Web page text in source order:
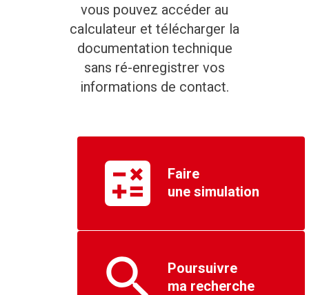
vous pouvez accéder au
calculateur et télécharger la
documentation technique
sans ré-enregistrer vos
informations de contact.
Faire
une simulation
Poursuivre
ma recherche